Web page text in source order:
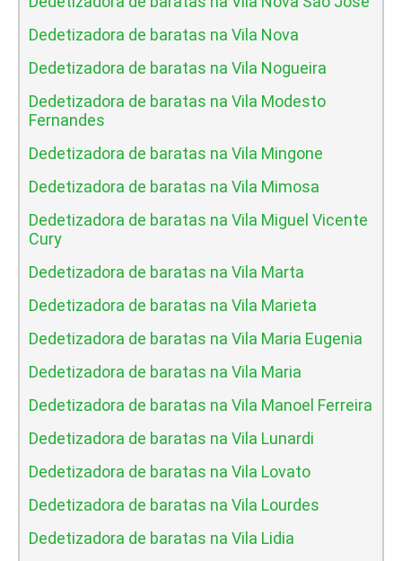
Dedetizadora de baratas na Vila Nova
Dedetizadora de baratas na Vila Nogueira
Dedetizadora de baratas na Vila Modesto
Fernandes
Dedetizadora de baratas na Vila Mingone
Dedetizadora de baratas na Vila Mimosa
Dedetizadora de baratas na Vila Miguel Vicente
Cury
Dedetizadora de baratas na Vila Marta
Dedetizadora de baratas na Vila Marieta
Dedetizadora de baratas na Vila Maria Eugenia
Dedetizadora de baratas na Vila Maria
Dedetizadora de baratas na Vila Manoel Ferreira
Dedetizadora de baratas na Vila Lunardi
Dedetizadora de baratas na Vila Lovato
Dedetizadora de baratas na Vila Lourdes
Dedetizadora de baratas na Vila Lidia